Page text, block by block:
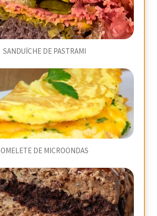
SANDUÍCHE DE PASTRAMI
OMELETE DE MICROONDAS